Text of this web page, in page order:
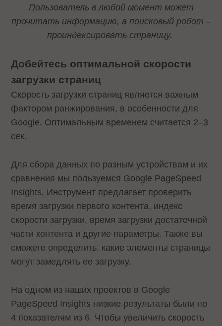
Пользователь в любой момент может
прочитать информацию, а поисковый робот –
проиндексировать страницу.
Добейтесь оптимальной скорости
загрузки страниц
Скорость загрузки страниц является важным
фактором ранжирования, в особенности для
Google. Оптимальным временем считается 2–3
сек.
Для сбора данных по разным устройствам и их
сравнения мы пользуемся Google PageSpeed
Insights. Инструмент предлагает проверить
время загрузки первого контента, индекс
скорости загрузки, время загрузки достаточной
части контента и другие параметры. Также вы
сможете определить, какие элементы страницы
могут замедлять ее загрузку.
На одном из наших проектов в Google
PageSpeed Insights низкие результаты были по
4 показателям из 6. Чтобы увеличить скорость